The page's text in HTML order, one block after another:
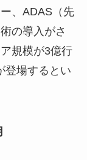
、ADAS（先
の導入がさ
規模が3億行
登場するとい